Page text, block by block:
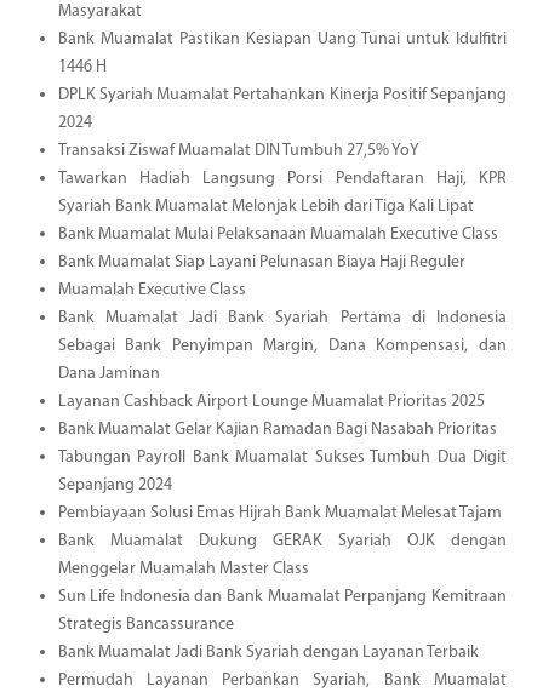
Masyarakat
Bank Muamalat Pastikan Kesiapan Uang Tunai untuk Idulfitri
1446 H
DPLK Syariah Muamalat Pertahankan Kinerja Positif Sepanjang
2024
Transaksi Ziswaf Muamalat DIN Tumbuh 27,5% YoY
Tawarkan Hadiah Langsung Porsi Pendaftaran Haji, KPR
Syariah Bank Muamalat Melonjak Lebih dari Tiga Kali Lipat
Bank Muamalat Mulai Pelaksanaan Muamalah Executive Class
Bank Muamalat Siap Layani Pelunasan Biaya Haji Reguler
Muamalah Executive Class
Bank Muamalat Jadi Bank Syariah Pertama di Indonesia
Sebagai Bank Penyimpan Margin, Dana Kompensasi, dan
Dana Jaminan
Layanan Cashback Airport Lounge Muamalat Prioritas 2025
Bank Muamalat Gelar Kajian Ramadan Bagi Nasabah Prioritas
Tabungan Payroll Bank Muamalat Sukses Tumbuh Dua Digit
Sepanjang 2024
Pembiayaan Solusi Emas Hijrah Bank Muamalat Melesat Tajam
Bank Muamalat Dukung GERAK Syariah OJK dengan
Menggelar Muamalah Master Class
Sun Life Indonesia dan Bank Muamalat Perpanjang Kemitraan
Strategis Bancassurance
Bank Muamalat Jadi Bank Syariah dengan Layanan Terbaik
Permudah Layanan Perbankan Syariah, Bank Muamalat